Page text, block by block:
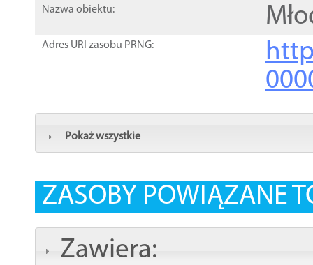
Nazwa obiektu:
Adres URI zasobu PRNG:
Pokaż wszystkie
ZASOBY POWIĄZANE
Zawiera: